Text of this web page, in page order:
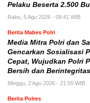
Pelaku Beserta 2.500
Rabu, 5 Agu 2026 - 09:41 WIB
Berita Mabes Polri
Media Mitra Polri dan
Gencarkan Sosialisasi
Cepat, Wujudkan Polri
Bersih dan Berintegritas
Minggu, 2 Agu 2026 - 21:55 WIB
Berita Polres